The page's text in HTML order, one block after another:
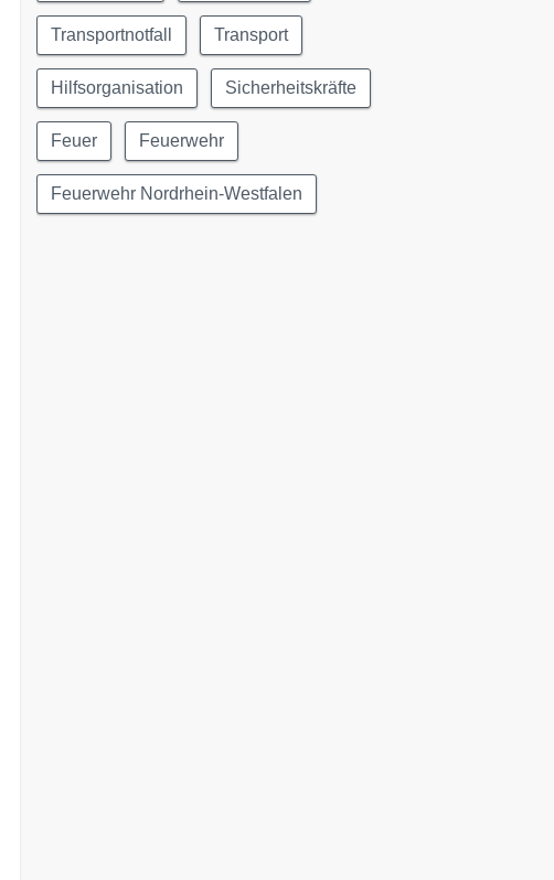
Transportnotfall Transport
Hilfsorganisation Sicherheitskräfte
Feuer Feuerwehr
Feuerwehr Nordrhein-Westfalen